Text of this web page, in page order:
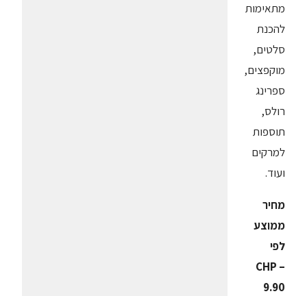
מתאימות
להכנת
סלטים,
מוקפצים,
ספרינג
רולס,
תוספות
למרקים
ועוד.
מחיר
ממוצע
לפי
CHP –
9.90